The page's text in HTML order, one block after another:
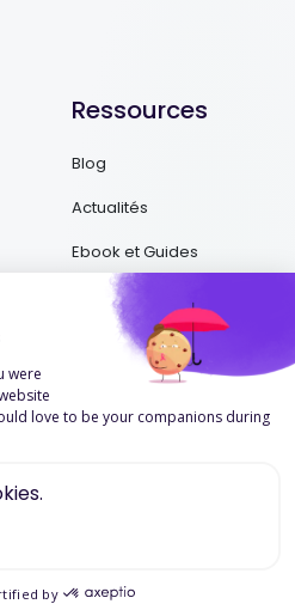
Ressources
Blog
Actualités
Ebook et Guides
Podcasts
Success Stories
Politique de confidentialité